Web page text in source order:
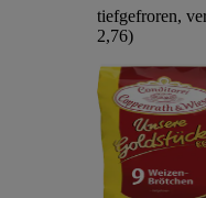
tiefgefroren,
2,76)